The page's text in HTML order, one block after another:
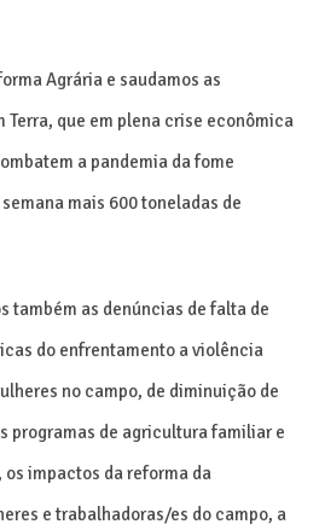
Agrária e saudamos as
Terra, que em plena crise econômica
a pandemia da fome
mais 600 toneladas de
também as denúncias de falta de
do enfrentamento a violência
no campo, de diminuição de
programas de agricultura familiar e
impactos da reforma da
e trabalhadoras/es do campo, a